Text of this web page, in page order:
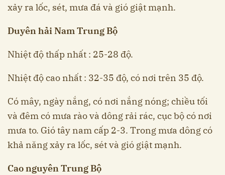
xảy ra lốc, sét, mưa đá và gió giật mạnh.
Duyên hải Nam Trung Bộ
Nhiệt độ thấp nhất : 25-28 độ.
Nhiệt độ cao nhất : 32-35 độ, có nơi trên 35 độ.
Có mây, ngày nắng, có nơi nắng nóng; chiều tối
và đêm có mưa rào và dông rải rác, cục bộ có nơi
mưa to. Gió tây nam cấp 2-3. Trong mưa dông có
khả năng xảy ra lốc, sét và gió giật mạnh.
Cao nguyên Trung Bộ